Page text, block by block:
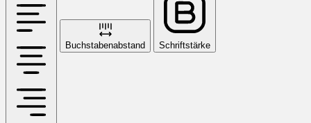
Buchstabenabstand Schriftstärke